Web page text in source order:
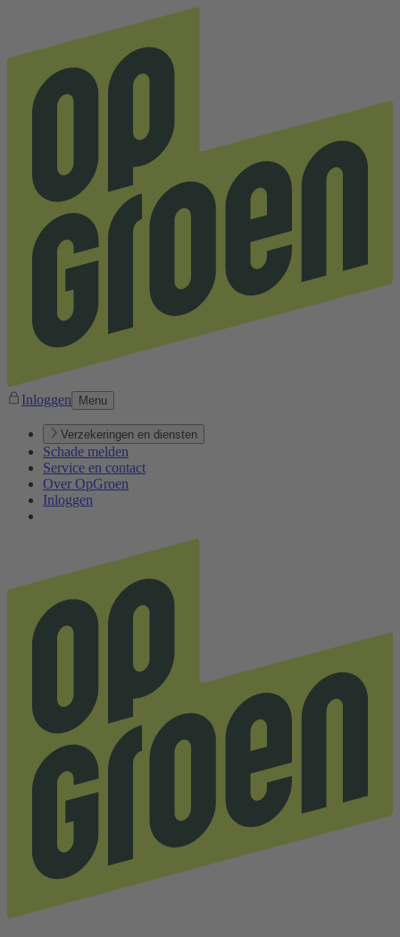
Inloggen Menu
Verzekeringen en diensten
Schade melden
Service en contact
Over OpGroen
Inloggen